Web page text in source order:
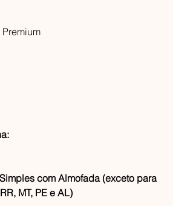
com Almofada (exceto para
MT, PE e AL)